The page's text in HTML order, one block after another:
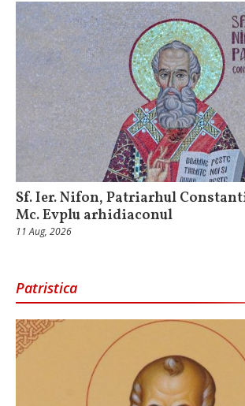
Sf. Ier. Nifon, Patriarhul
Mc. Evplu arhidiaconul
11 Aug, 2026
Patristica